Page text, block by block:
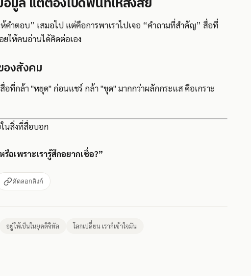
คำตอบ” เสมอไป แต่คือการพาเราไปเจอ “คำถามที่สำคัญ” สื่อที่
ให้คนอ่านได้คิดต่อเอง
องสังคม
อที่กล้า "หยุด" ก่อนแชร์ กล้า "ขุด" มากกว่าผลักกระแส คือเกราะ
ในสิ่งที่สื่อบอก
อเพราะเรารู้สึกอยากเชื่อ?”
คัดลอกลิงก์
อยู่ให้เป็นในยุคดิจิทัล โลกเปลี่ยน เราก็เข้าใจมัน